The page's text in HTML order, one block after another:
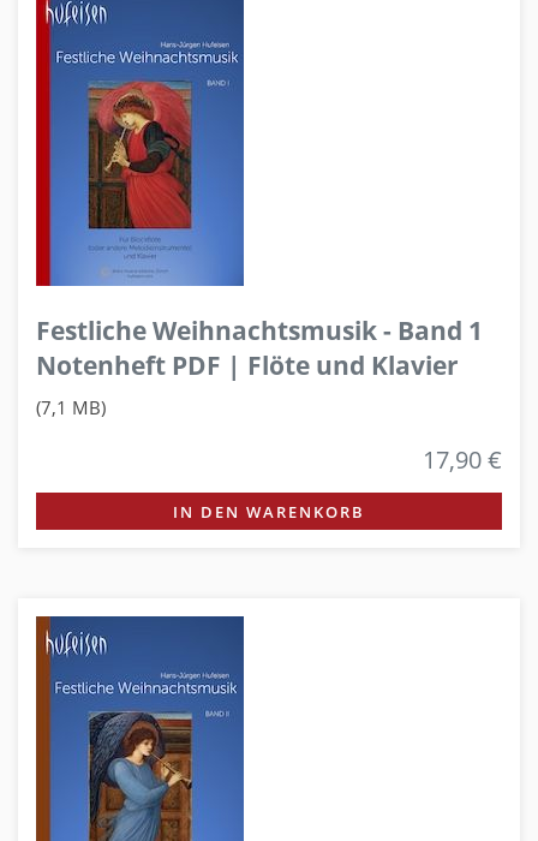
Festliche Weihnachtsmusik - Band 1
Notenheft PDF | Flöte und Klavier
(7,1 MB)
17,90 €
IN DEN WARENKORB